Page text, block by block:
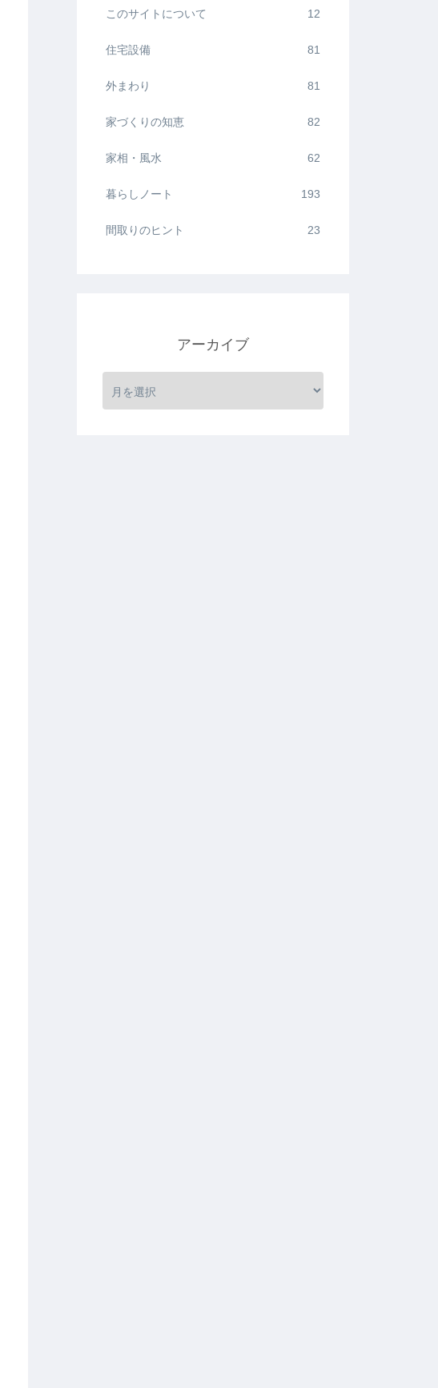
このサイトについて 12
住宅設備 81
外まわり 81
家づくりの知恵 82
家相・風水 62
暮らしノート 193
間取りのヒント 23
アーカイブ